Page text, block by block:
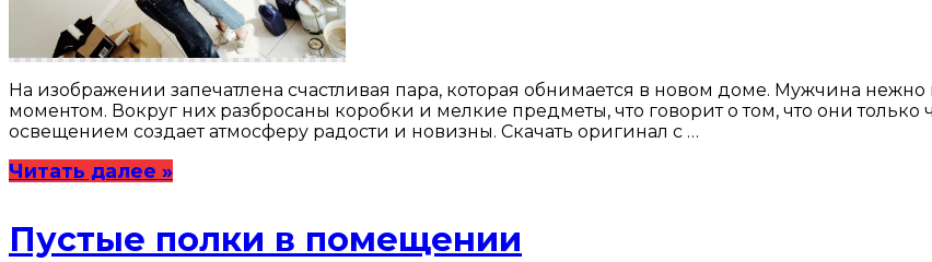
На изображении запечатлена счастливая пара, которая обнимается в новом доме. Мужчина
моментом. Вокруг них разбросаны коробки и мелкие предметы, что говорит о том, что они
освещением создает атмосферу радости и новизны. Скачать оригинал с …
Читать далее »
Пустые полки в помещении